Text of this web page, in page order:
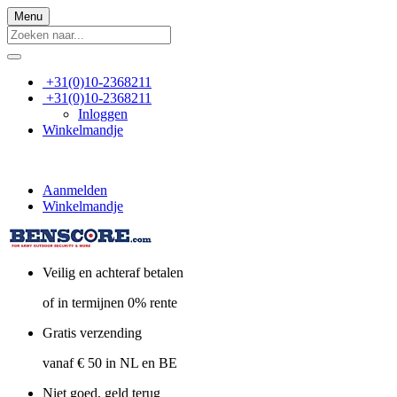
Menu
+31(0)10-2368211
+31(0)10-2368211
Inloggen
Winkelmandje
Aanmelden
Winkelmandje
Veilig en achteraf betalen
of in termijnen 0% rente
Gratis verzending
vanaf € 50 in NL en BE
Niet goed, geld terug